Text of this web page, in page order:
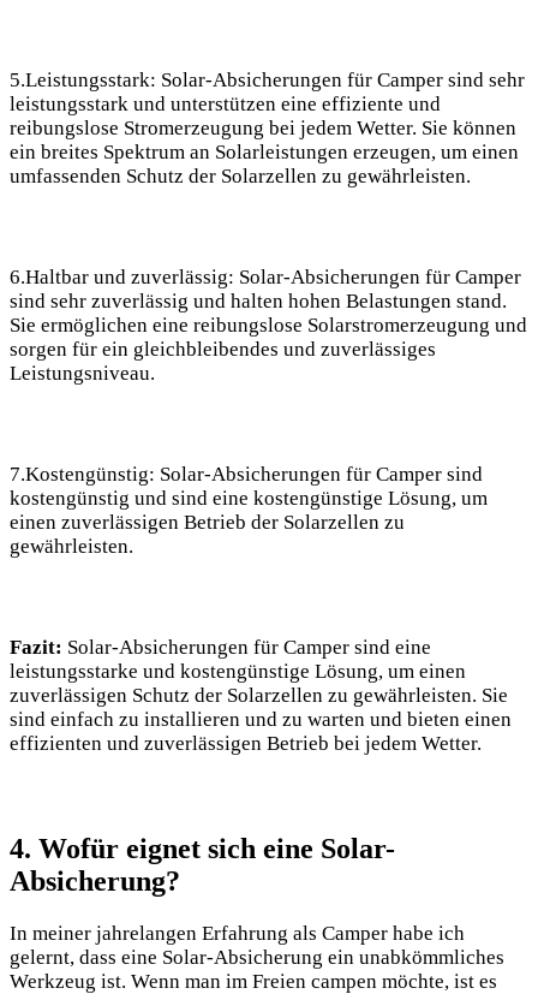
5.Leistungsstark: Solar-Absicherungen‍ für Camper sind sehr
leistungsstark und unterstützen eine‍ effiziente und
reibungslose Stromerzeugung bei jedem Wetter. Sie können
ein breites Spektrum an Solarleistungen‌ erzeugen, um einen
umfassenden Schutz​ der Solarzellen zu gewährleisten.
6.Haltbar und zuverlässig: Solar-Absicherungen für Camper
sind sehr zuverlässig und ⁣halten hohen Belastungen ​stand.
Sie ermöglichen eine ‍reibungslose Solarstromerzeugung und‌
sorgen für ein gleichbleibendes und zuverlässiges
Leistungsniveau.
7.Kostengünstig: Solar-Absicherungen ‌für Camper sind
kostengünstig und sind eine kostengünstige Lösung, um
einen zuverlässigen ‌Betrieb der Solarzellen zu
gewährleisten.
Fazit: Solar-Absicherungen⁣ für Camper sind eine
leistungsstarke und ⁢kostengünstige Lösung, um einen‍
zuverlässigen Schutz der Solarzellen zu gewährleisten. Sie
sind einfach zu ⁤installieren und zu warten und bieten einen
effizienten‍ und zuverlässigen ⁣Betrieb bei jedem Wetter.
4. Wofür ​eignet‍ sich​ eine Solar-
Absicherung?
In meiner jahrelangen Erfahrung als Camper habe ich
gelernt, dass eine Solar-Absicherung ein ⁢unabkömmliches
Werkzeug ist. Wenn man ‌im Freien ⁤campen möchte, ist⁣ es